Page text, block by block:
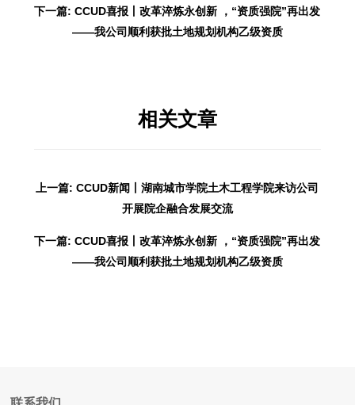
下一篇: CCUD喜报丨改革淬炼永创新 ，“资质强院”再出发
——我公司顺利获批土地规划机构乙级资质
相关文章
上一篇: CCUD新闻丨湖南城市学院土木工程学院来访公司
开展院企融合发展交流
下一篇: CCUD喜报丨改革淬炼永创新 ，“资质强院”再出发
——我公司顺利获批土地规划机构乙级资质